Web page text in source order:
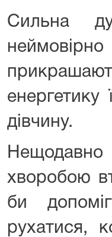
Сильна
дівчину.
хворобою
би
рухатися,